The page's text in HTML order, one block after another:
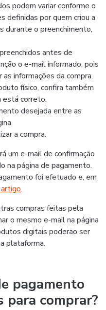
podem variar conforme o
definidas por quem criou a
durante o preenchimento,
antes de
o e-mail informado, pois
informações da compra.
físico, confira também
está correto.
desejada entre as
a compra.
um e-mail de confirmação
na página de pagamento.
foi efetuado e, em
.
compras feitas pela
o mesmo e-mail na página
digitais poderão ser
plataforma.
pagamento
para comprar?